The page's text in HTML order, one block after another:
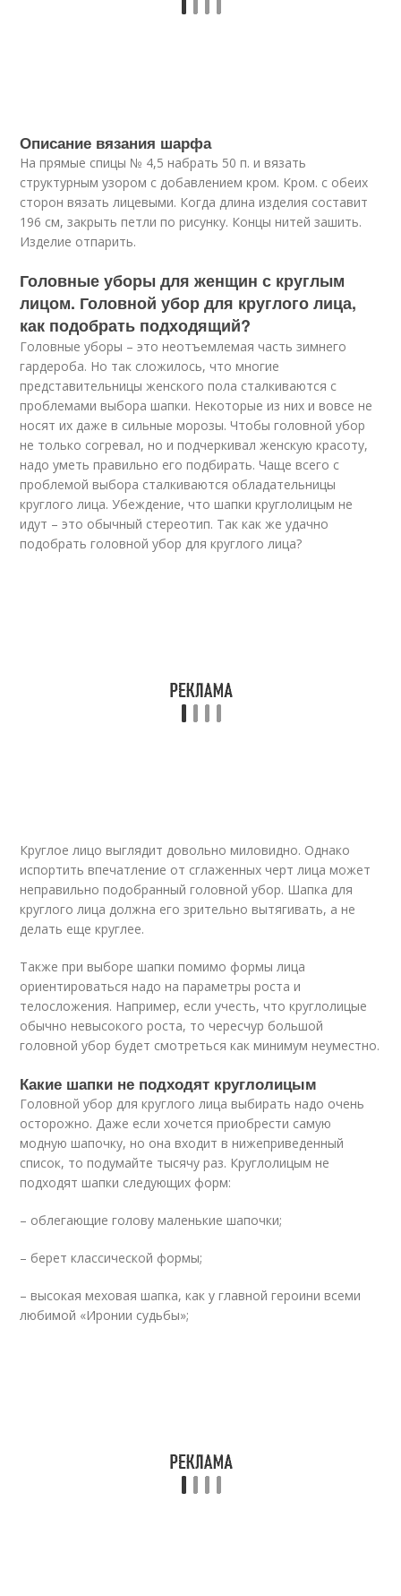
Описание вязания шарфа
На прямые спицы № 4,5 набрать 50 п. и вязать
структурным узором с добавлением кром. Кром. с обеих
сторон вязать лицевыми. Когда длина изделия составит
196 см, закрыть петли по рисунку. Концы нитей зашить.
Изделие отпарить.
Головные уборы для женщин с круглым
лицом. Головной убор для круглого лица,
как подобрать подходящий?
Головные уборы – это неотъемлемая часть зимнего
гардероба. Но так сложилось, что многие
представительницы женского пола сталкиваются с
проблемами выбора шапки. Некоторые из них и вовсе не
носят их даже в сильные морозы. Чтобы головной убор
не только согревал, но и подчеркивал женскую красоту,
надо уметь правильно его подбирать. Чаще всего с
проблемой выбора сталкиваются обладательницы
круглого лица. Убеждение, что шапки круглолицым не
идут – это обычный стереотип. Так как же удачно
подобрать головной убор для круглого лица?
Круглое лицо выглядит довольно миловидно. Однако
испортить впечатление от сглаженных черт лица может
неправильно подобранный головной убор. Шапка для
круглого лица должна его зрительно вытягивать, а не
делать еще круглее.
Также при выборе шапки помимо формы лица
ориентироваться надо на параметры роста и
телосложения. Например, если учесть, что круглолицые
обычно невысокого роста, то чересчур большой
головной убор будет смотреться как минимум неуместно.
Какие шапки не подходят круглолицым
Головной убор для круглого лица выбирать надо очень
осторожно. Даже если хочется приобрести самую
модную шапочку, но она входит в нижеприведенный
список, то подумайте тысячу раз. Круглолицым не
подходят шапки следующих форм:
– облегающие голову маленькие шапочки;
– берет классической формы;
– высокая меховая шапка, как у главной героини всеми
любимой «Иронии судьбы»;